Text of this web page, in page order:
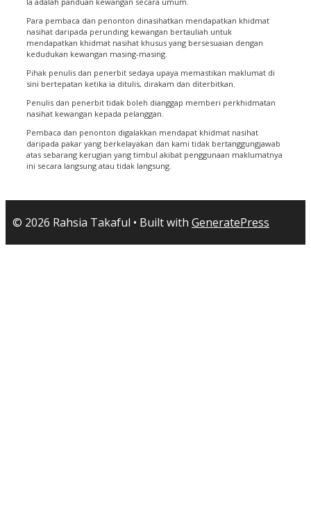
Para pembaca dan penonton dinasihatkan mendapatkan khidmat
nasihat daripada perunding kewangan bertauliah untuk
mendapatkan khidmat nasihat khusus yang bersesuaian dengan
kedudukan kewangan masing-masing.
Pihak penulis dan penerbit sedaya upaya memastikan maklumat di
sini bertepatan ketika ia ditulis, dirakam dan diterbitkan.
Penulis dan penerbit tidak boleh dianggap memberi perkhidmatan
nasihat kewangan kepada pelanggan.
Pembaca dan penonton digalakkan mendapat khidmat nasihat
daripada pakar yang berkelayakan dan kami tidak bertanggungjawab
atas sebarang kerugian yang timbul akibat penggunaan maklumatnya
ini secara langsung atau tidak langsung.
© 2026 Rahsia Takaful • Built with GeneratePress